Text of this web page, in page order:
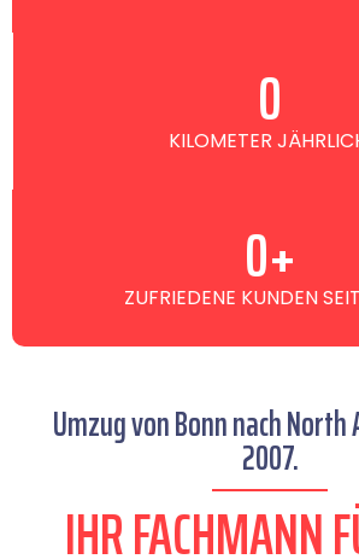
KILOMETER
0
ZUFRIEDENE KUNDEN
0+
Umzug von Bonn nach
2007.
IHR FACHMANN